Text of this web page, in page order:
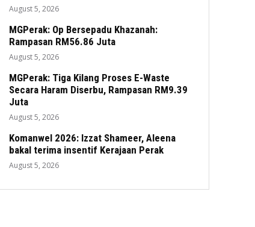
August 5, 2026
MGPerak: Op Bersepadu Khazanah:
Rampasan RM56.86 Juta
August 5, 2026
MGPerak: Tiga Kilang Proses E-Waste
Secara Haram Diserbu, Rampasan RM9.39
Juta
August 5, 2026
Komanwel 2026: Izzat Shameer, Aleena
bakal terima insentif Kerajaan Perak
August 5, 2026